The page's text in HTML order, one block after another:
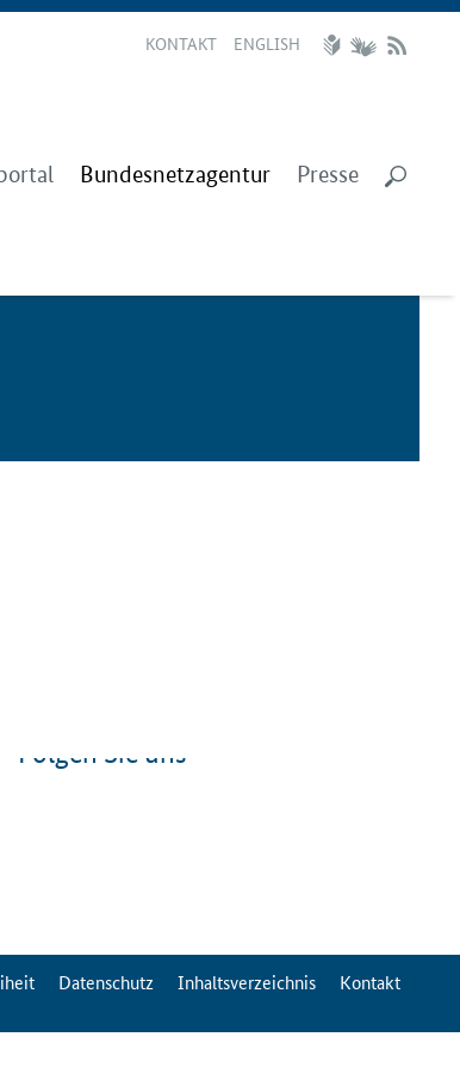
KONTAKT ENGLISH
Bundesnetzagentur Presse
Folgen Sie uns
Datenschutz Inhaltsverzeichnis Kontakt